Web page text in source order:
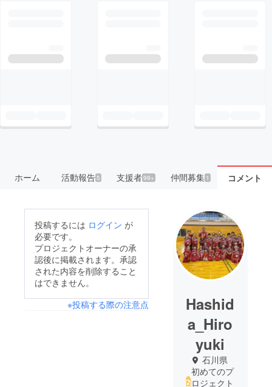
ホーム 活動報告5 支援者99+ 仲間募集 1 コメント
投稿するには ログイン が
必要です。
プロジェクトオーナーの承
認後に掲載されます。承認
された内容を削除すること
はできません。
※投稿する際の注意点
Hashid
a_Hiro
yuki
石川県
初めてのプ
ロジェクト